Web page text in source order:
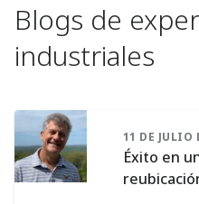
Blogs de
industriales
11 DE JULIO
Éxito en